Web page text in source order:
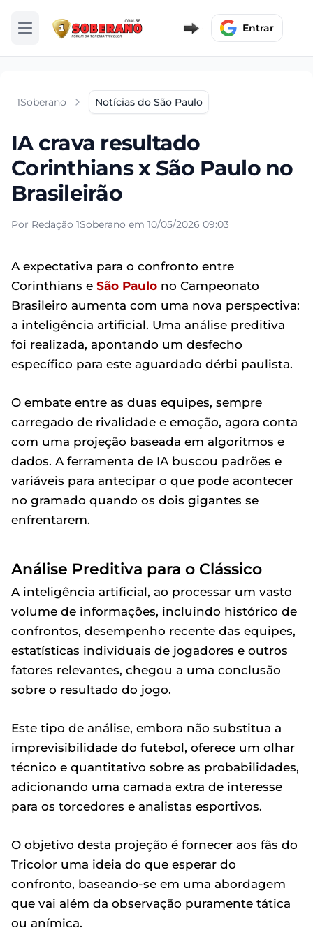
Abrir menu Entrar
1Soberano Notícias do São Paulo
IA crava resultado
Corinthians x São Paulo no
Brasileirão
Por Redação 1Soberano em 10/05/2026 09:03
A expectativa para o confronto entre
Corinthians e São Paulo no Campeonato
Brasileiro aumenta com uma nova perspectiva:
a inteligência artificial. Uma análise preditiva
foi realizada, apontando um desfecho
específico para este aguardado dérbi paulista.
O embate entre as duas equipes, sempre
carregado de rivalidade e emoção, agora conta
com uma projeção baseada em algoritmos e
dados. A ferramenta de IA buscou padrões e
variáveis para antecipar o que pode acontecer
no gramado quando os dois gigantes se
enfrentarem.
Análise Preditiva para o Clássico
A inteligência artificial, ao processar um vasto
volume de informações, incluindo histórico de
confrontos, desempenho recente das equipes,
estatísticas individuais de jogadores e outros
fatores relevantes, chegou a uma conclusão
sobre o resultado do jogo.
Este tipo de análise, embora não substitua a
imprevisibilidade do futebol, oferece um olhar
técnico e quantitativo sobre as probabilidades,
adicionando uma camada extra de interesse
para os torcedores e analistas esportivos.
O objetivo desta projeção é fornecer aos fãs do
Tricolor uma ideia do que esperar do
confronto, baseando-se em uma abordagem
que vai além da observação puramente tática
ou anímica.